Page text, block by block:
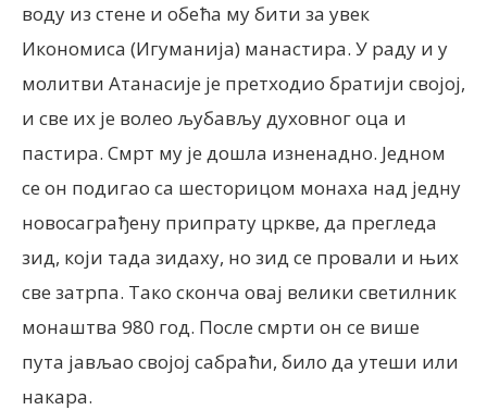
воду из стене и обећа му бити за увек
Икономиса (Игуманија) манастира. У раду и у
молитви Атанасије је претходио братији својој,
и све их је волео љубављу духовног оца и
пастира. Смрт му је дошла изненадно. Једном
се он подигао са шесторицом монаха над једну
новосаграђену припрату цркве, да прегледа
зид, који тада зидаху, но зид се провали и њих
све затрпа. Тако сконча овај велики светилник
монаштва 980 год. После смрти он се више
пута јављао својој сабраћи, било да утеши или
накара.